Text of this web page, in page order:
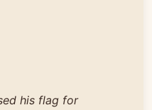
his flag for